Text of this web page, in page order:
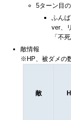
5ターン目
ふん
ver、
「不
敵情報
※HP、被ダメの
敵